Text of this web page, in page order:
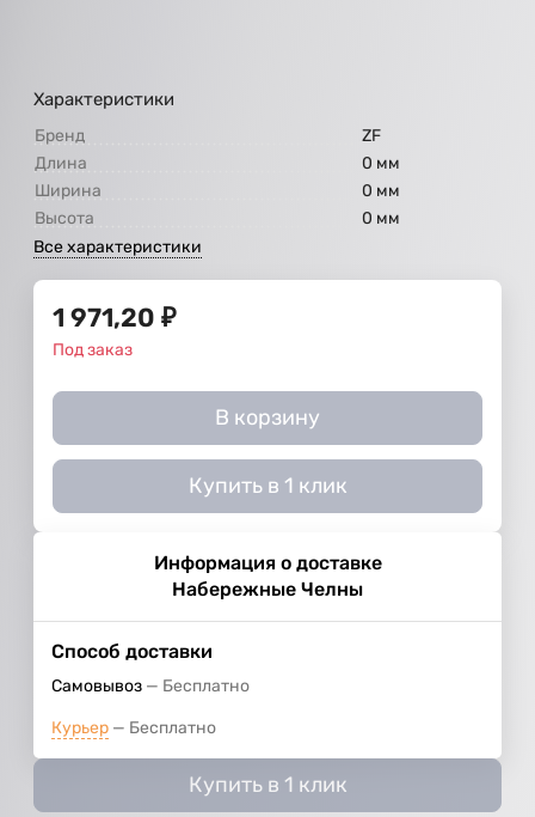
Характеристики
Бренд
ZF
Длина
0 мм
Ширина
0 мм
Высота
0 мм
Все характеристики
1 971,20 ₽
Под заказ
В корзину
Купить в 1 клик
Информация о доставке
Набережные Челны
Способ доставки
Самовывоз Бесплатно
Курьер Бесплатно
Купить в 1 клик